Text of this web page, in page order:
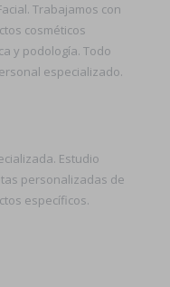
Trabajamos con
cosméticos
y podología. Todo
especializado.
Estudio
personalizadas de
específicos.